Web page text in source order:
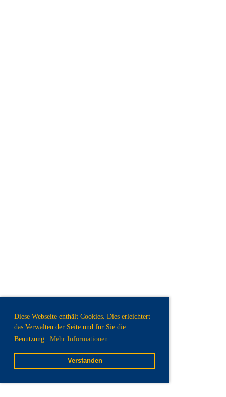
Diese Webseite enthält Cookies. Dies erleichtert
das Verwalten der Seite und für Sie die
Benutzung. Mehr Informationen
Verstanden